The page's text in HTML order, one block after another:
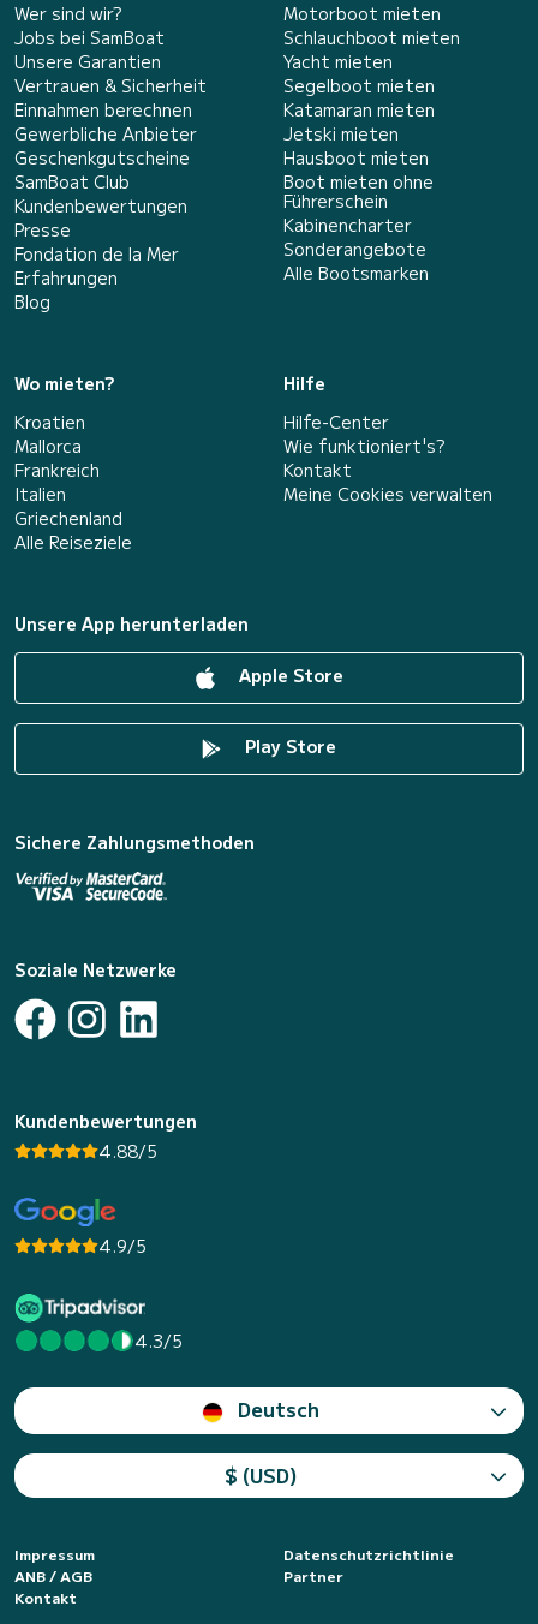
Wer sind wir?
Jobs bei SamBoat
Unsere Garantien
Vertrauen & Sicherheit
Einnahmen berechnen
Gewerbliche Anbieter
Geschenkgutscheine
SamBoat Club
Kundenbewertungen
Presse
Fondation de la Mer
Erfahrungen
Blog
Motorboot mieten
Schlauchboot mieten
Yacht mieten
Segelboot mieten
Katamaran mieten
Jetski mieten
Hausboot mieten
Boot mieten ohne
Führerschein
Kabinencharter
Sonderangebote
Alle Bootsmarken
Wo mieten?
Kroatien
Mallorca
Frankreich
Italien
Griechenland
Alle Reiseziele
Hilfe
Hilfe-Center
Wie funktioniert's?
Kontakt
Meine Cookies verwalten
Unsere App herunterladen
Apple Store
Play Store
Sichere Zahlungsmethoden
Soziale Netzwerke
Kundenbewertungen
4.88/5
4.9/5
4.3/5
Deutsch
$ (USD)
Impressum
Datenschutzrichtlinie
ANB / AGB
Partner
Kontakt